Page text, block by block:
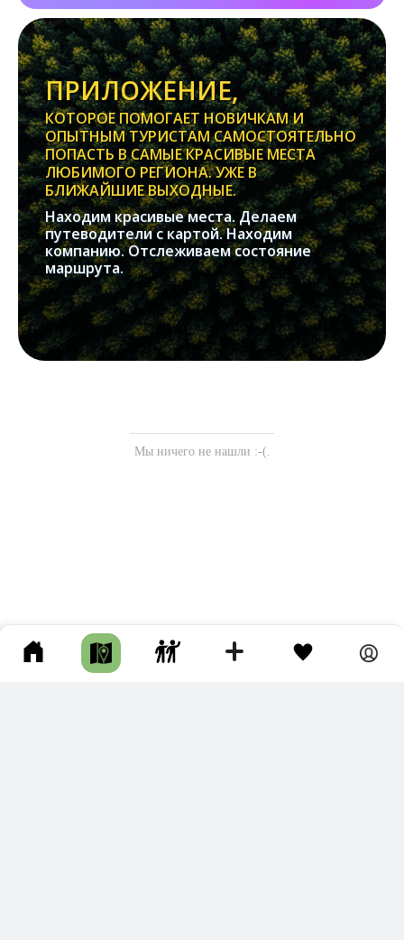
ПРИЛОЖЕНИЕ,
КОТОРОЕ ПОМОГАЕТ НОВИЧКАМ И
ОПЫТНЫМ ТУРИСТАМ САМОСТОЯТЕЛЬНО
ПОПАСТЬ В САМЫЕ КРАСИВЫЕ МЕСТА
ЛЮБИМОГО РЕГИОНА. УЖЕ В
БЛИЖАЙШИЕ ВЫХОДНЫЕ.
Находим красивые места. Делаем
путеводители с картой. Находим
компанию. Отслеживаем состояние
маршрута.
Мы ничего не нашли :-(.